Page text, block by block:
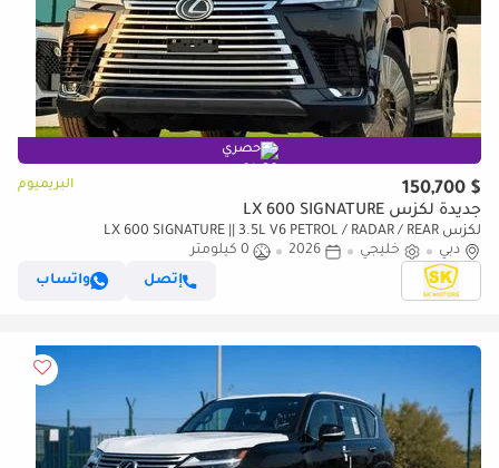
حصري
$ 150,700 البريميوم
جديدة لكزس LX 600 SIGNATURE
لكزس LX 600 SIGNATURE || 3.5L V6 PETROL / RADAR / REAR
ENTERTAINMENT SCREEN / HEADS UP DISPALY / COOL BOX (CODE
دبي خليجي 2026
0 كيلومتر
إتصل
واتساب